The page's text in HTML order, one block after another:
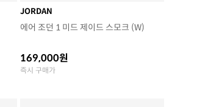
JORDAN
에어 조던 1 미드 제이드 스모크 (W)
169,000원
즉시 구매가